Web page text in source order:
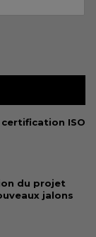
certification ISO
du projet
jalons